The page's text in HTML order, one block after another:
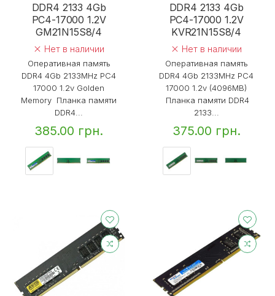
DDR4 2133 4Gb
PC4-17000 1.2V
GM21N15S8/4
Нет в наличии
Оперативная память
DDR4 4Gb 2133MHz PC4
17000 1.2v Golden
Memory Планка памяти
DDR4...
385.00 грн.
DDR4 2133 4Gb
PC4-17000 1.2V
KVR21N15S8/4
Нет в наличии
Оперативная память
DDR4 4Gb 2133MHz PC4
17000 1.2v (4096MB)
Планка памяти DDR4
2133...
375.00 грн.